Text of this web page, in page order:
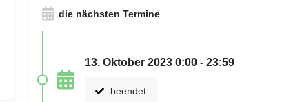
die nächsten Termine
13. Oktober 2023 0:00 - 23:59
beendet